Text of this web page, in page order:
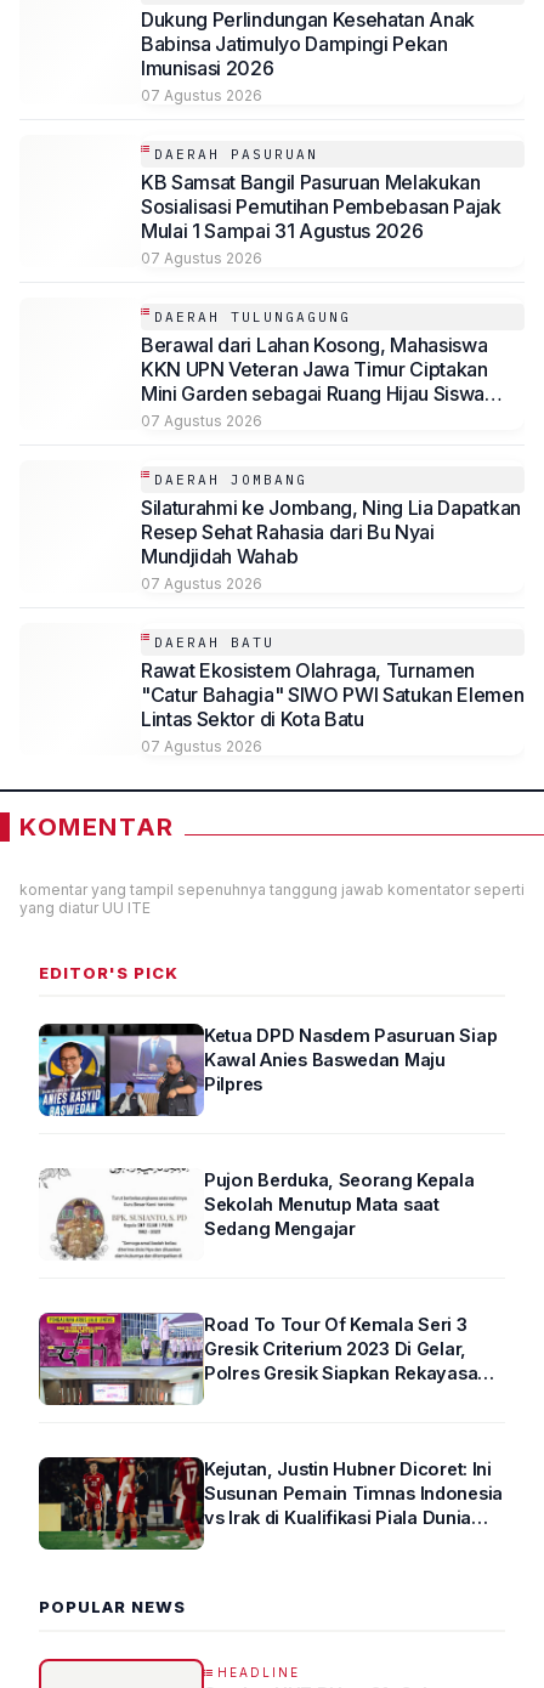
Dukung Perlindungan Kesehatan Anak
Babinsa Jatimulyo Dampingi Pekan
Imunisasi 2026
07 Agustus 2026
DAERAH PASURUAN
KB Samsat Bangil Pasuruan Melakukan
Sosialisasi Pemutihan Pembebasan Pajak
Mulai 1 Sampai 31 Agustus 2026
07 Agustus 2026
DAERAH TULUNGAGUNG
Berawal dari Lahan Kosong, Mahasiswa
KKN UPN Veteran Jawa Timur Ciptakan
Mini Garden sebagai Ruang Hijau Siswa
SMP Al-Azhaar Tulungagung
07 Agustus 2026
DAERAH JOMBANG
Silaturahmi ke Jombang, Ning Lia Dapatkan
Resep Sehat Rahasia dari Bu Nyai
Mundjidah Wahab
07 Agustus 2026
DAERAH BATU
Rawat Ekosistem Olahraga, Turnamen
"Catur Bahagia" SIWO PWI Satukan Elemen
Lintas Sektor di Kota Batu
07 Agustus 2026
KOMENTAR
komentar yang tampil sepenuhnya tanggung jawab komentator seperti
yang diatur UU ITE
EDITOR'S PICK
Ketua DPD Nasdem Pasuruan Siap
Kawal Anies Baswedan Maju
Pilpres
Pujon Berduka, Seorang Kepala
Sekolah Menutup Mata saat
Sedang Mengajar
Road To Tour Of Kemala Seri 3
Gresik Criterium 2023 Di Gelar,
Polres Gresik Siapkan Rekayasa
Kejutan, Justin Hubner Dicoret: Ini
Susunan Pemain Timnas Indonesia
vs Irak di Kualifikasi Piala Dunia
POPULAR NEWS
HEADLINE